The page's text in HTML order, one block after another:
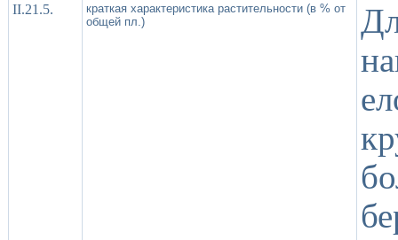
II.21.5.
краткая характеристика растительности (в % от
общей пл.)